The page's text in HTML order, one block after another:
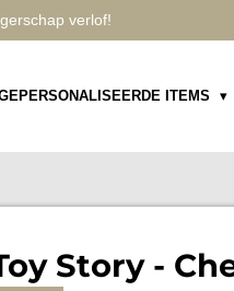
verlof!
ITEMS
Story -